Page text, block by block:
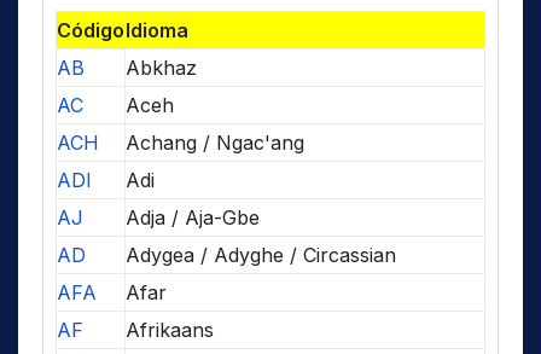
CódigoIdioma
AB
Abkhaz
AC
Aceh
ACH
Achang / Ngac'ang
ADI
Adi
AJ
Adja / Aja-Gbe
AD
Adygea / Adyghe / Circassian
AFA
Afar
AF
Afrikaans